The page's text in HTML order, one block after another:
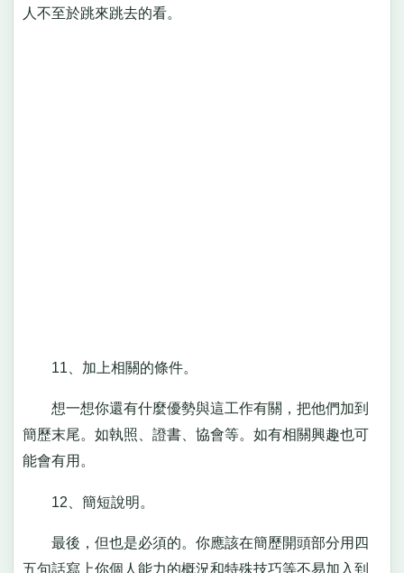
人不至於跳來跳去的看。
11、加上相關的條件。
想一想你還有什麼優勢與這工作有關，把他們加到
簡歷末尾。如執照、證書、協會等。如有相關興趣也可
能會有用。
12、簡短說明。
最後，但也是必須的。你應該在簡歷開頭部分用四
五句話寫上你個人能力的概況和特殊技巧等不易加入到